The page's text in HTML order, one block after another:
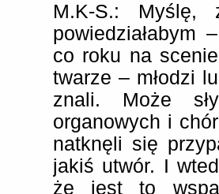
M.K-S.: Myślę,
powiedziałabym
co roku na
twarze – młodzi
znali. Może
organowych i
natknęli się
jakiś utwór. I
że jest to